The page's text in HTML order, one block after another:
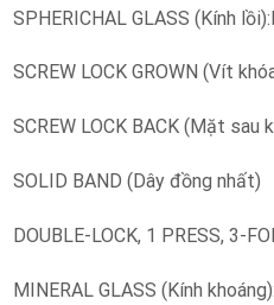
SPHERICHAL GLASS (Kính
SCREW LOCK GROWN (Vít
SCREW LOCK BACK (Mặt sau
SOLID BAND (Dây đồng nhất)
DOUBLE-LOCK, 1 PRESS, 3-
MINERAL GLASS (Kính